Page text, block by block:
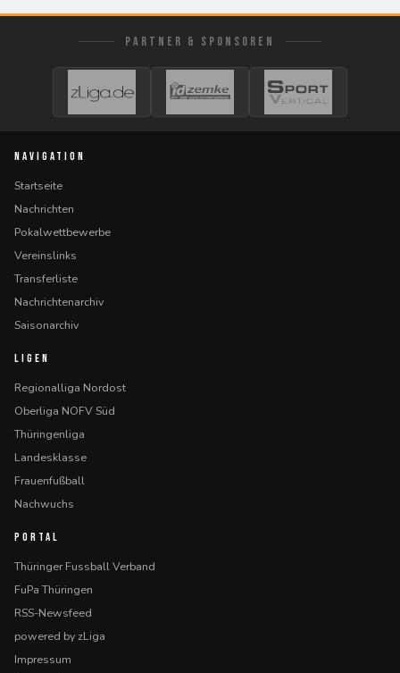
PARTNER & SPONSOREN
NAVIGATION
Startseite
Nachrichten
Pokalwettbewerbe
Vereinslinks
Transferliste
Nachrichtenarchiv
Saisonarchiv
LIGEN
Regionalliga Nordost
Oberliga NOFV Süd
Thüringenliga
Landesklasse
Frauenfußball
Nachwuchs
PORTAL
Thüringer Fussball Verband
FuPa Thüringen
RSS-Newsfeed
powered by zLiga
Impressum